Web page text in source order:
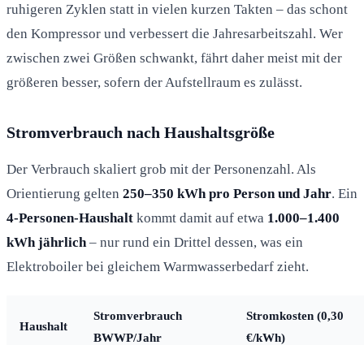
ruhigeren Zyklen statt in vielen kurzen Takten – das schont
den Kompressor und verbessert die Jahresarbeitszahl. Wer
zwischen zwei Größen schwankt, fährt daher meist mit der
größeren besser, sofern der Aufstellraum es zulässt.
Stromverbrauch nach Haushaltsgröße
Der Verbrauch skaliert grob mit der Personenzahl. Als
Orientierung gelten 250–350 kWh pro Person und Jahr. Ein
4-Personen-Haushalt kommt damit auf etwa 1.000–1.400
kWh jährlich – nur rund ein Drittel dessen, was ein
Elektroboiler bei gleichem Warmwasserbedarf zieht.
Haushalt
Stromverbrauch
BWWP/Jahr
Stromkosten (0,30
€/kWh)